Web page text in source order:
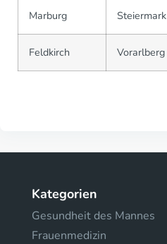
Marburg Steiermark
Feldkirch Vorarlberg
Kategorien
Gesundheit des Mannes
Frauenmedizin